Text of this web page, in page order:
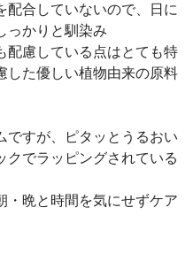
配合していないので、日に
っかりと馴染み
配慮している点はとても特
した優しい植物由来の原料
ですが、ピタッとうるおい
クでラッピングされている
・晩と時間を気にせずケア